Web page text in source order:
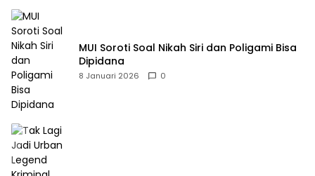
MUI Soroti Soal Nikah Siri dan Poligami Bisa
Dipidana
8 Januari 2026 0